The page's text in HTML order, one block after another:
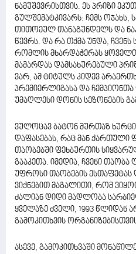
ნამუშევრისთვის. ეს პრიზი
გულშემატკივარს: ჩემს ოჯახს,
თითოეულ თანაგუნდელს და
წევრს. და რა თქმა უნდა,
რომლის მხარდაჭერას
მამარდას დამსახურებული
ვარ, ამ ტიტულს კიდევ
პრემიერლიგასა და
უმაღლესი დონის სეზონების
ვულოცავ ბატონ მურთაზ
დაფასებას, რაც მან ქართული
თაობებში ფეხბურთის
გააკეთა. იმედია, ჩვენი
უფროსი თაობების ესთაფეტას
ვიქნებით მაგალითი, რომ
ძალიან დიდი მადლობა
ყველაზე ძველი, 1993 წლიდან
გამოკითხვის
ასევე, გამოკითხვაში